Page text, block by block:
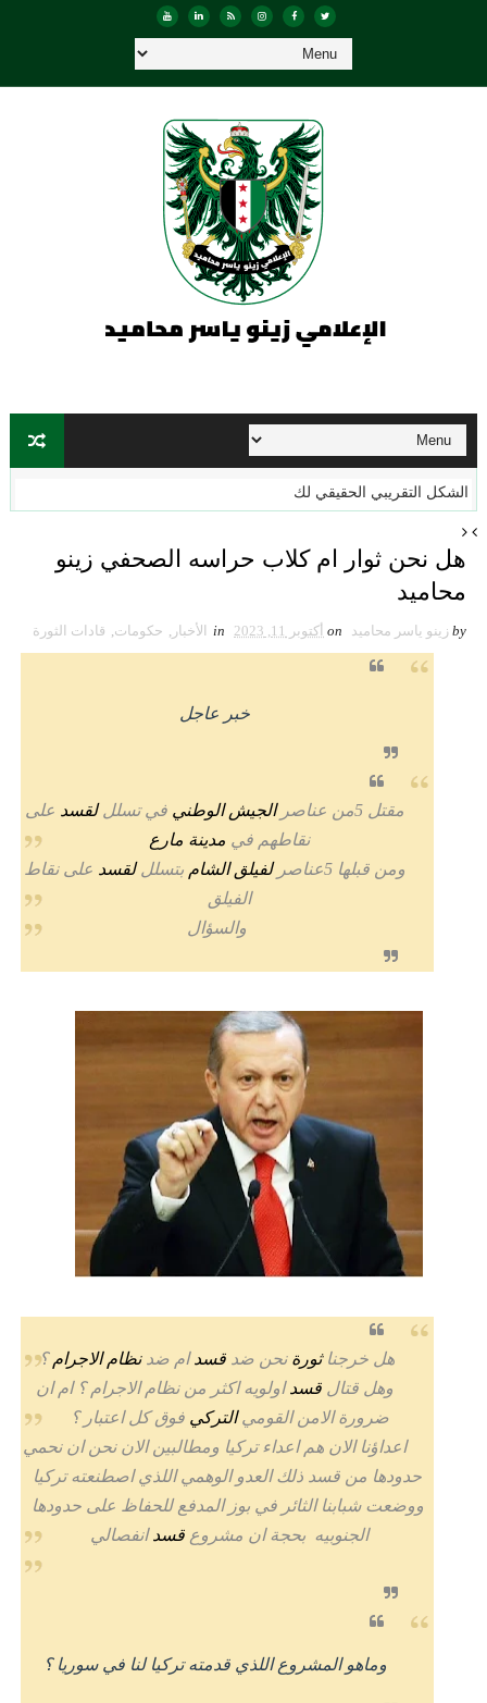
الشكل التقريبي الحقيقي لكوكب الأرض
هل نحن ثوار ام كلاب حراسه الصحفي زينو
محاميد
by زينو ياسر محاميد on أكتوبر 11, 2023 in الأخبار , حكومات, قادات الثورة
خبر عاجل
مقتل 5من عناصر الجيش الوطني في تسلللقسد على
نقاطهم في مدينة مارع
ومن قبلها 5عناصر
لفيلق الشام بتسلللقسد على نقاط
الفيلق
والسؤال
هل خرجنا ثورة نحن ضد قسدام ضد نظام الاجرام؟
وهل قتال قسداولويه اكثر من نظام الاجرام ؟ ام ان
ضرورة الامن القوميالتركي فوق كل اعتبار ؟
اعداؤنا الان هم اعداء تركيا ومطالبين الان نحن ان نحمي
حدودها من قسد ذلك العدو الوهمي اللذي اصطنعته تركيا
ووضعت شبابنا الثائر في بوز المدفع للحفاظ على حدودها
الجنوبيه بحجة ان مشروع قسدانفصالي
وماهو المشروع اللذي قدمته تركيا لنا في سوريا ؟